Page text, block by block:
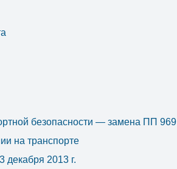
безопасности — замена ПП 969
на транспорте
2013 г.